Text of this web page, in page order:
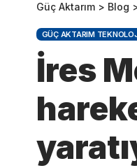
Güç Aktarım > Blog
GÜÇ AKTARIM
İres